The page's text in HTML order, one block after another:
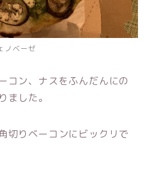
ノベーゼ
コン、ナスをふんだんにの
ました。
切りベーコンにビックリで